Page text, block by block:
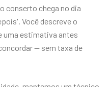
conserto chega no dia
Você descreve o
uma estimativa antes
— sem taxa de